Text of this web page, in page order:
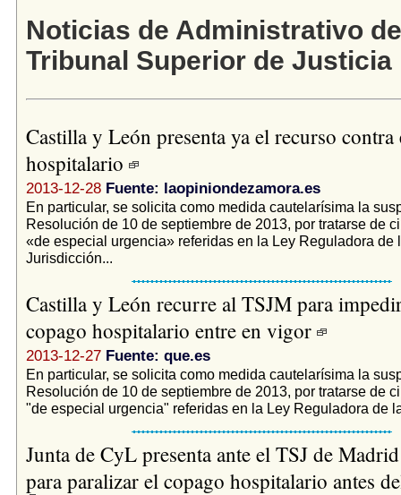
Noticias de Administrativo
Tribunal Superior de Justicia
Castilla y León presenta ya el recurso contra
hospitalario
2013-12-28 Fuente: laopiniondezamora.es
En particular, se solicita como medida cautelarísima la
Resolución de 10 de septiembre de 2013, por tratarse de
«de especial urgencia» referidas en la Ley Reguladora de
Jurisdicción...
Castilla y León recurre al TSJM para
copago hospitalario entre en vigor
2013-12-27 Fuente: que.es
En particular, se solicita como medida cautelarísima la
Resolución de 10 de septiembre de 2013, por tratarse de
"de especial urgencia" referidas en la Ley Reguladora de
Junta de CyL presenta ante el TSJ de
para paralizar el copago hospitalario antes